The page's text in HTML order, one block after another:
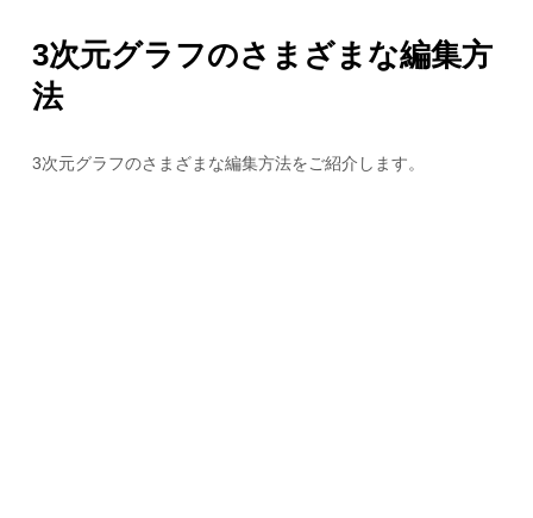
3次元グラフのさまざまな編集方
法
3次元グラフのさまざまな編集方法をご紹介します。